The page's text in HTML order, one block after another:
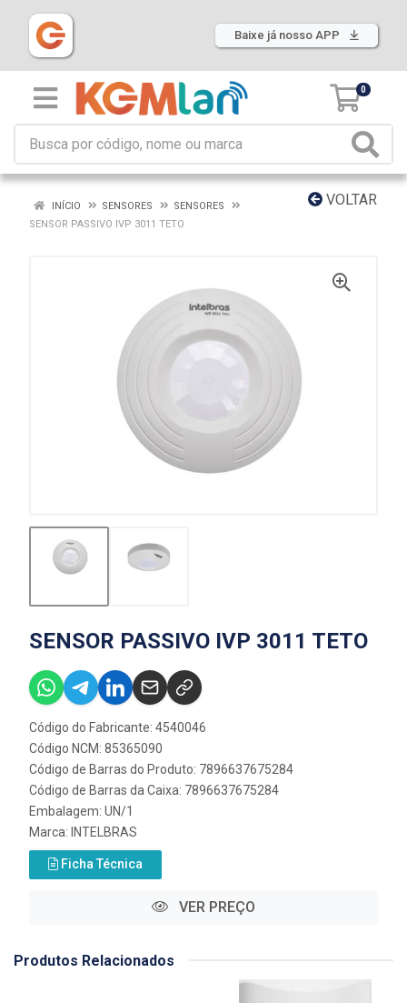
Baixe já nosso APP
0
VOLTAR
INÍCIO SENSORES
SENSORES
SENSOR PASSIVO IVP 3011 TETO
SENSOR PASSIVO IVP 3011 TETO
Código do Fabricante: 4540046
Código NCM: 85365090
Código de Barras do Produto: 7896637675284
Código de Barras da Caixa: 7896637675284
Embalagem: UN/1
Marca: INTELBRAS
Ficha Técnica
VER PREÇO
Produtos Relacionados